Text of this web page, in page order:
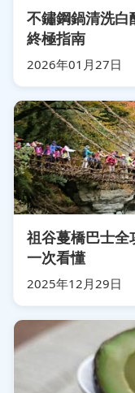
不鏽鋼鍋清洗白
終極指南
2026年01月27日
祖谷蔓橋巴士全
一次看懂
2025年12月29日